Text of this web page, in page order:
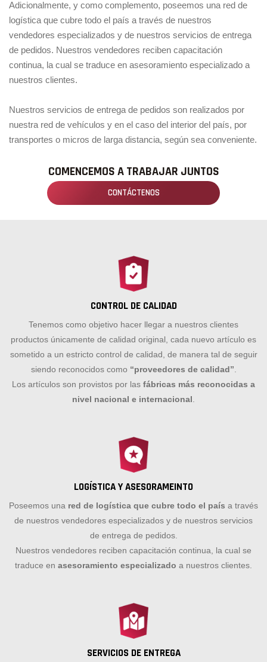
Adicionalmente, y como complemento, poseemos una red de
logística que cubre todo el país a través de nuestros
vendedores especializados y de nuestros servicios de entrega
de pedidos. Nuestros vendedores reciben capacitación
continua, la cual se traduce en asesoramiento especializado a
nuestros clientes.
Nuestros servicios de entrega de pedidos son realizados por
nuestra red de vehículos y en el caso del interior del país, por
transportes o micros de larga distancia, según sea conveniente.
COMENCEMOS A TRABAJAR JUNTOS
CONTÁCTENOS
CONTROL DE CALIDAD
Tenemos como objetivo hacer llegar a nuestros clientes
productos únicamente de calidad original, cada nuevo artículo es
sometido a un estricto control de calidad, de manera tal de seguir
siendo reconocidos como “proveedores de calidad”.
Los artículos son provistos por las fábricas más reconocidas a
nivel nacional e internacional.
LOGÍSTICA Y ASESORAMEINTO
Poseemos una red de logística que cubre todo el país a través
de nuestros vendedores especializados y de nuestros servicios
de entrega de pedidos.
Nuestros vendedores reciben capacitación continua, la cual se
traduce en asesoramiento especializado a nuestros clientes.
SERVICIOS DE ENTREGA